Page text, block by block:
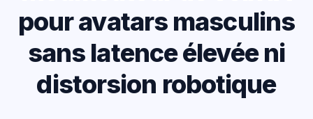
pour avatars masculins
sans latence élevée ni
distorsion robotique